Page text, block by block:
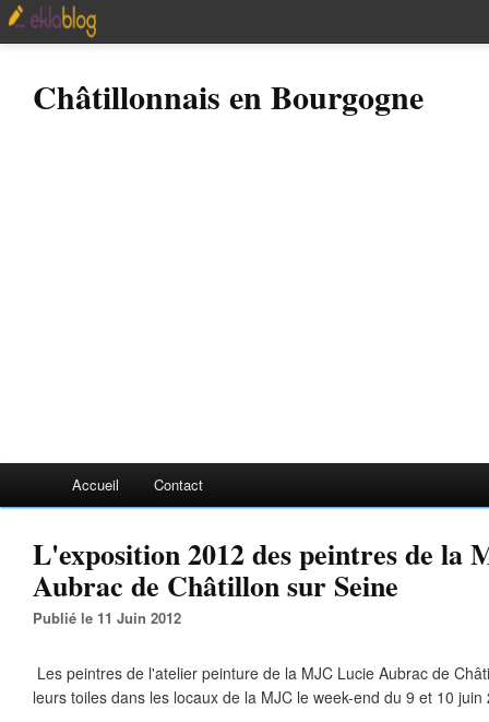
Châtillonnais en Bourgogne
Accueil Contact
L'exposition 2012 des peintres de la
Aubrac de Châtillon sur Seine
Publié le 11 Juin 2012
Les peintres de l'atelier peinture de la MJC Lucie Aubrac de
leurs toiles dans les locaux de la MJC le week-end du 9 et 10 juin